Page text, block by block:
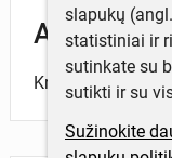
Kryžius Šiaulių
slapukų (angl.
statistiniai ir
sutinkate su
sutikti ir su
Sužinokite